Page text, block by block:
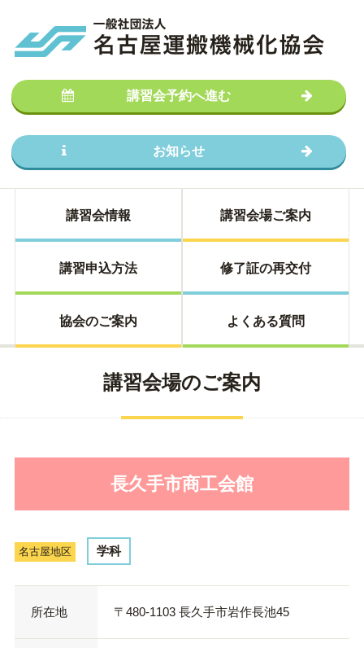
講習会予約へ進む
お知らせ
講習会情報 講習会場ご案内
講習申込方法 修了証の再交付
協会のご案内 よくある質問
講習会場のご案内
長久手市商工会館
名古屋地区 学科
所在地 〒480-1103 長久手市岩作長池45